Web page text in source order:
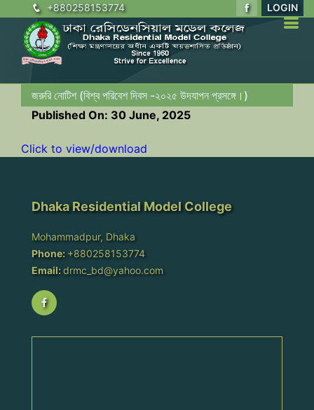
+880258153774 LOGIN
জরুরি নোটিশ (বিশ্ব পরিবেশ দিবস -২০২৫ উদযাপন প্রসঙ্গে।)
Published On: 30 June, 2025
Click to view/download
Dhaka Residential Model College
Mohammadpur, Dhaka
Phone: +880258153774
Email: drmc_bd@yahoo.com